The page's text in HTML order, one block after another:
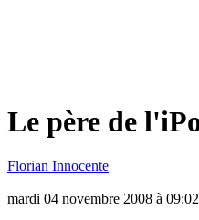
Le père de
Florian Innocente
mardi 04 novembre 2008 à 09:02